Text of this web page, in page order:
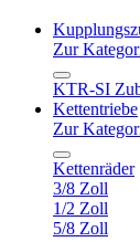
Zur
KTR-SI
Kettentriebe
Zur
Kettenräder
3/8 Zoll
1/2 Zoll
5/8 Zoll